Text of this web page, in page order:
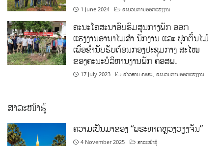
1 June 2024 ຂະບວນການອອກແຮງງານ
ຄະນະໂຄສະນາອົບຮົມສູນກາງພັກ ອອກ
ແຮງງານອານາໄມສໍາ ນັກງານ ແລະ ປູກຕົ້ນໄມ້
ເພື່ອຂໍ່ານັບຮັບຕ້ອນກອງປະຊຸມກາງ ສະໄໝ
ຂອງຄະນະບໍລິຫານງານພັກ ຄອສພ.
17 July 2023 ຂ່າວສານ ຄອສພ ,ຂະບວນການອອກແຮງງານ
ສາລະໜ້າຮູ້
ຄວາມເປັນມາຂອງ “ພຣະທາດຫຼວງວຽງຈັນ”
4 November 2025 ສາລະໜ້າຮູ້